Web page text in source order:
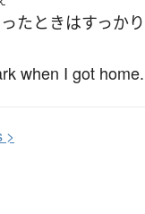
たときはすっかり
when I got home.
>